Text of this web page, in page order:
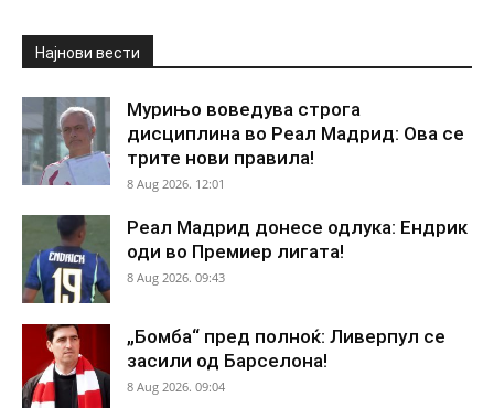
Најнови вести
Мурињо воведува строга
дисциплина во Реал Мадрид: Ова се
трите нови правила!
8 Aug 2026. 12:01
Реал Мадрид донесе одлука: Ендрик
оди во Премиер лигата!
8 Aug 2026. 09:43
„Бомба“ пред полноќ: Ливерпул се
засили од Барселона!
8 Aug 2026. 09:04